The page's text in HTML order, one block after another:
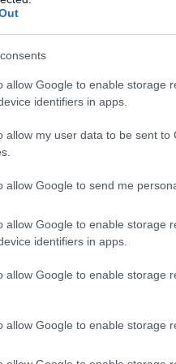
allow Google to enable storage
identifiers in apps.
allow my user data to be sent to
allow Google to send me
allow Google to enable storage
identifiers in apps.
allow Google to enable storage
allow Google to enable storage
képet. Ezt folyamatosan
rendelkező csapat
válasz egyszerű: a lehető
Ha egy csapatnak két
változtatna Lando Norris
bajnokkal is rendelkeznek.
a McLarennél! Ez csak
egyszerűen jó. Bár
időkön.